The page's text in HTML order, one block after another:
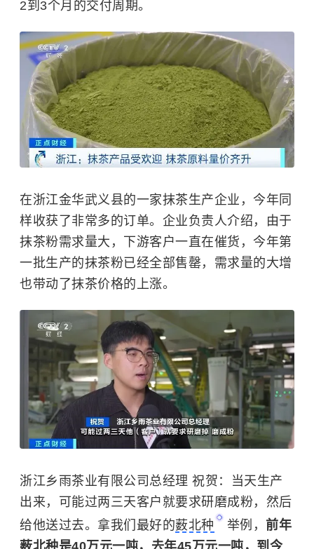
2到3个月的交付周期。
在浙江金华武义县的一家抹茶生产企业，今年同
样收获了非常多的订单。企业负责人介绍，由于
抹茶粉需求量大，下游客户一直在催货，今年第
一批生产的抹茶粉已经全部售罄，需求量的大增
也带动了抹茶价格的上涨。
浙江乡雨茶业有限公司总经理 祝贺：当天生产
出来，可能过两三天客户就要求研磨成粉，然后
给他送过去。拿我们最好的薮北种 举例， 前年
薮北种是40万元一吨，去年45万元一吨，到今